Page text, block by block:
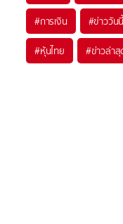
#การเงิน #ข่าววันนี้
#หุ้นไทย #ข่าวล่า